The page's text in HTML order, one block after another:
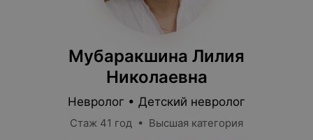
Мубаракшина Лилия
Николаевна
Невролог • Детский невролог
Стаж 41 год • Высшая категория